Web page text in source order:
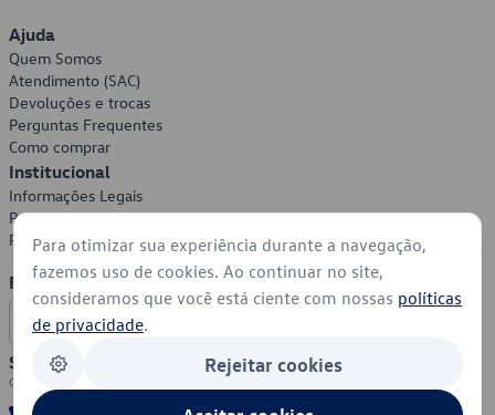
Ajuda
Quem Somos
Atendimento (SAC)
Devoluções e trocas
Perguntas Frequentes
Como comprar
Institucional
Informações Legais
Política de Privacidade
Política de Cookies
Formas de Pagamento
Segurança
Para otimizar sua experiência durante a navegação,
fazemos uso de cookies. Ao continuar no site,
consideramos que você está ciente com nossas políticas
de privacidade.
Rejeitar cookies